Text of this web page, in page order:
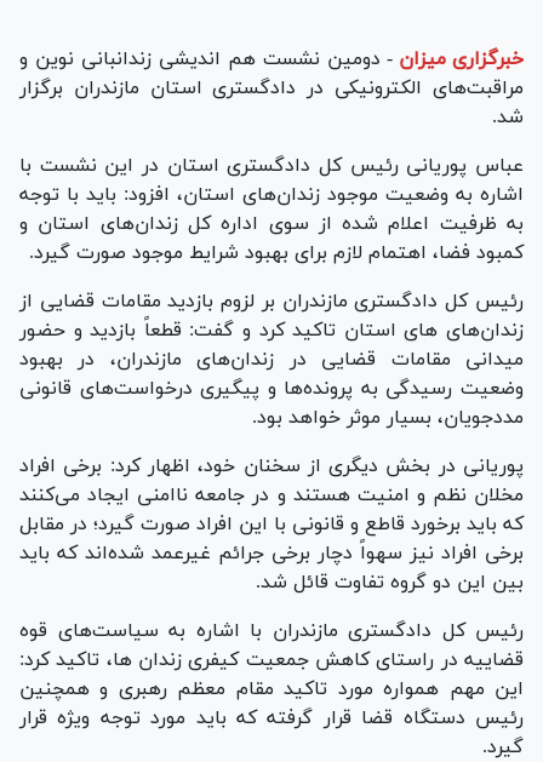
خبرگزاری میزان - دومین نشست هم اندیشی زندانبانی نوین و
مراقبت‌های الکترونیکی در دادگستری استان مازندران برگزار
شد.
عباس پوریانی رئیس کل دادگستری استان در این نشست با
اشاره به وضعیت موجود زندان‌های استان، افزود: باید با توجه
به ظرفیت اعلام شده از سوی اداره کل زندان‌های استان و
کمبود فضا، اهتمام لازم برای بهبود شرایط موجود صورت گیرد.
رئیس کل دادگستری مازندران بر لزوم بازدید مقامات قضایی از
زندان‌های های استان تاکید کرد و گفت: قطعاً بازدید و حضور
میدانی مقامات قضایی در زندان‌های مازندران، در بهبود
وضعیت رسیدگی به پرونده‌ها و پیگیری درخواست‌های قانونی
مددجویان، بسیار موثر خواهد بود.
پوریانی در بخش دیگری از سخنان خود، اظهار کرد: برخی افراد
مخلان نظم و امنیت هستند و در جامعه ناامنی ایجاد می‌کنند
که باید برخورد قاطع و قانونی با این افراد صورت گیرد؛ در مقابل
برخی افراد نیز سهواً دچار برخی جرائم غیرعمد شده‌اند که باید
بین این دو گروه تفاوت قائل شد.
رئیس کل دادگستری مازندران با اشاره به سیاست‌های قوه
قضاییه در راستای کاهش جمعیت کیفری زندان ها، تاکید کرد:
این مهم همواره مورد تاکید مقام معظم رهبری و همچنین
رئیس دستگاه قضا قرار گرفته که باید مورد توجه ویژه قرار
گیرد.